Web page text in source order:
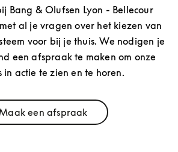
Bang & Olufsen Lyon - Bellecour
al je vragen over het kiezen van
voor bij je thuis. We nodigen je
een afspraak te maken om onze
in actie te zien en te horen.
een afspraak
Link Opens in New Tab